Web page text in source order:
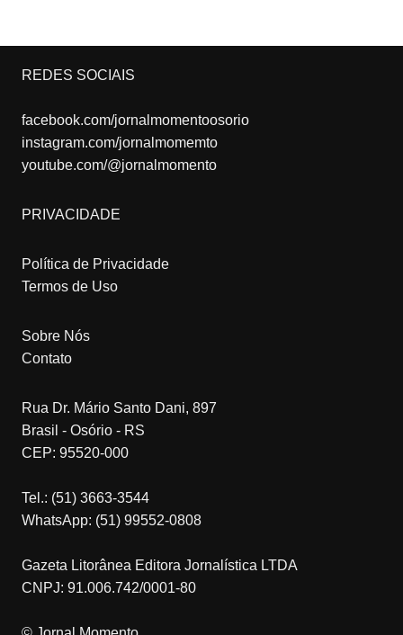
REDES SOCIAIS
facebook.com/jornalmomentoosorio
instagram.com/jornalmomemto
youtube.com/@jornalmomento
PRIVACIDADE
Política de Privacidade
Termos de Uso
Sobre Nós
Contato
Rua Dr. Mário Santo Dani, 897
Brasil - Osório - RS
CEP: 95520-000
Tel.: (51) 3663-3544
WhatsApp: (51) 99552-0808
Gazeta Litorânea Editora Jornalística LTDA
CNPJ: 91.006.742/0001-80